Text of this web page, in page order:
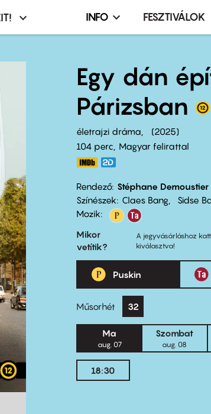
Infó,
terembérlés
menü
INFO FESZTIVÁLOK
Egy dán
Párizsban
életrajzi dráma
2025
104 perc,
Magyar felirattal
Rendező Stéphane Demoustier
Színészek
Claes Bang Sidse
Mozik:
Mikor
vetítik?
A jegyvásárláshoz
kiválasztva!
Puskin
Műsorhét 32
Ma
aug. 07
Szombat
aug. 08
18:30